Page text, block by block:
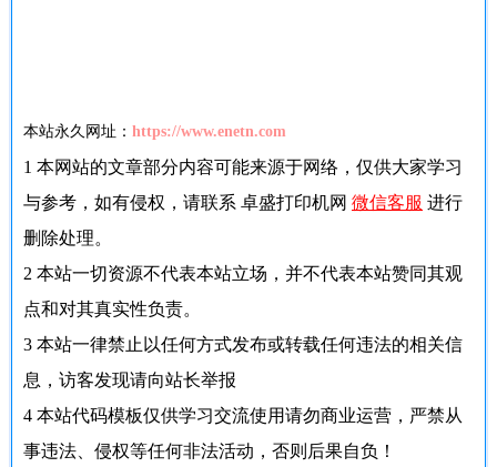
本站永久网址： https://www.enetn.com
1 本网站的文章部分内容可能来源于网络，仅供大家学习
与参考，如有侵权，请联系 卓盛打印机网 微信客服 进行
删除处理。
2 本站一切资源不代表本站立场，并不代表本站赞同其观
点和对其真实性负责。
3 本站一律禁止以任何方式发布或转载任何违法的相关信
息，访客发现请向站长举报
4 本站代码模板仅供学习交流使用请勿商业运营，严禁从
事违法、侵权等任何非法活动，否则后果自负！